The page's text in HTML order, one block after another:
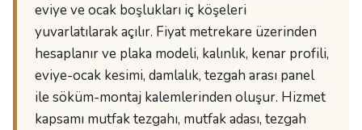
eviye ve ocak boşlukları iç köşeleri
yuvarlatılarak açılır. Fiyat metrekare üzerinden
hesaplanır ve plaka modeli, kalınlık, kenar profili,
eviye-ocak kesimi, damlalık, tezgah arası panel
ile söküm-montaj kalemlerinden oluşur. Hizmet
kapsamı mutfak tezgahı, mutfak adası, tezgah